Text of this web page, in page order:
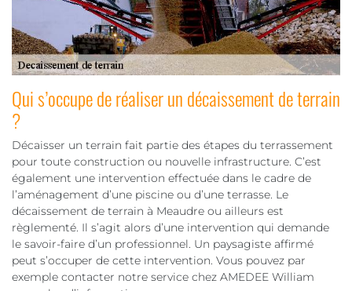
Qui s’occupe de réaliser un décaissement de terrain
?
Décaisser un terrain fait partie des étapes du terrassement
pour toute construction ou nouvelle infrastructure. C’est
également une intervention effectuée dans le cadre de
l’aménagement d’une piscine ou d’une terrasse. Le
décaissement de terrain à Meaudre ou ailleurs est
règlementé. Il s’agit alors d’une intervention qui demande
le savoir-faire d’un professionnel. Un paysagiste affirmé
peut s’occuper de cette intervention. Vous pouvez par
exemple contacter notre service chez AMEDEE William